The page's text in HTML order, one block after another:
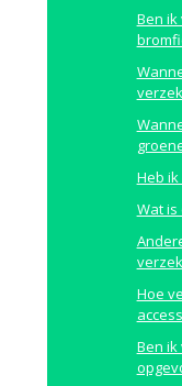
Ben ik
Heb
Wat is
Hoe
Ben